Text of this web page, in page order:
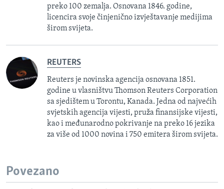
preko 100 zemalja. Osnovana 1846. godine,
licencira svoje činjenično izvještavanje medijima
širom svijeta.
REUTERS
Reuters je novinska agencija osnovana 1851.
godine u vlasništvu Thomson Reuters Corporation
sa sjedištem u Torontu, Kanada. Jedna od najvećih
svjetskih agencija vijesti, pruža finansijske vijesti,
kao i međunarodno pokrivanje na preko 16 jezika
za više od 1000 novina i 750 emitera širom svijeta.
Povezano